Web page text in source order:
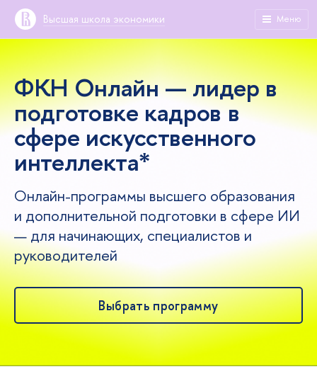
Высшая школа экономики Меню
ФКН Онлайн — лидер в
подготовке кадров в
сфере искусственного
интеллекта*
Онлайн-программы высшего образования
и дополнительной подготовки в сфере ИИ
— для начинающих, специалистов и
руководителей
Выбрать программу